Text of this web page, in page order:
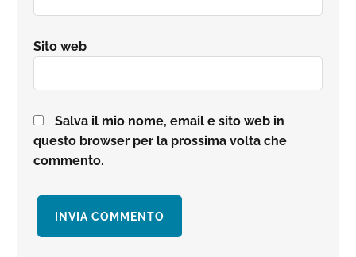
Sito web
Salva il mio nome, email e sito web in
questo browser per la prossima volta che
commento.